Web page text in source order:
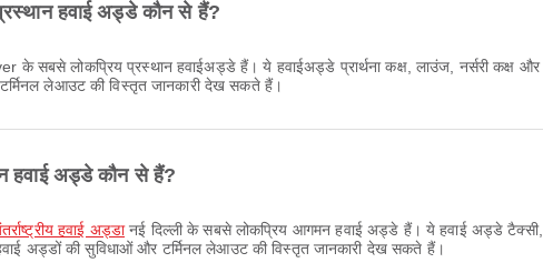
हवाई अड्डे कौन से हैं?
के सबसे लोकप्रिय प्रस्थान हवाईअड्डे हैं। ये हवाईअड्डे प्रार्थना कक्ष, लाउंज, नर्सरी कक्ष
लेआउट की विस्तृत जानकारी देख सकते हैं।
हवाई अड्डे कौन से हैं?
हवाई अड्डानई दिल्ली के सबसे लोकप्रिय आगमन हवाई अड्डे हैं। ये हवाई अड्डे टैक्सी,
अड्डों की सुविधाओं और टर्मिनल लेआउट की विस्तृत जानकारी देख सकते हैं।